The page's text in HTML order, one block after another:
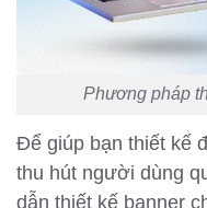
Phương pháp
Để giúp bạn thiết kế
thu hút người dùng
dẫn thiết kế banner